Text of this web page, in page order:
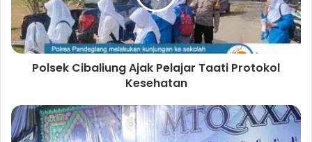
Polsek Cibaliung Ajak Pelajar Taati Protokol
Kesehatan